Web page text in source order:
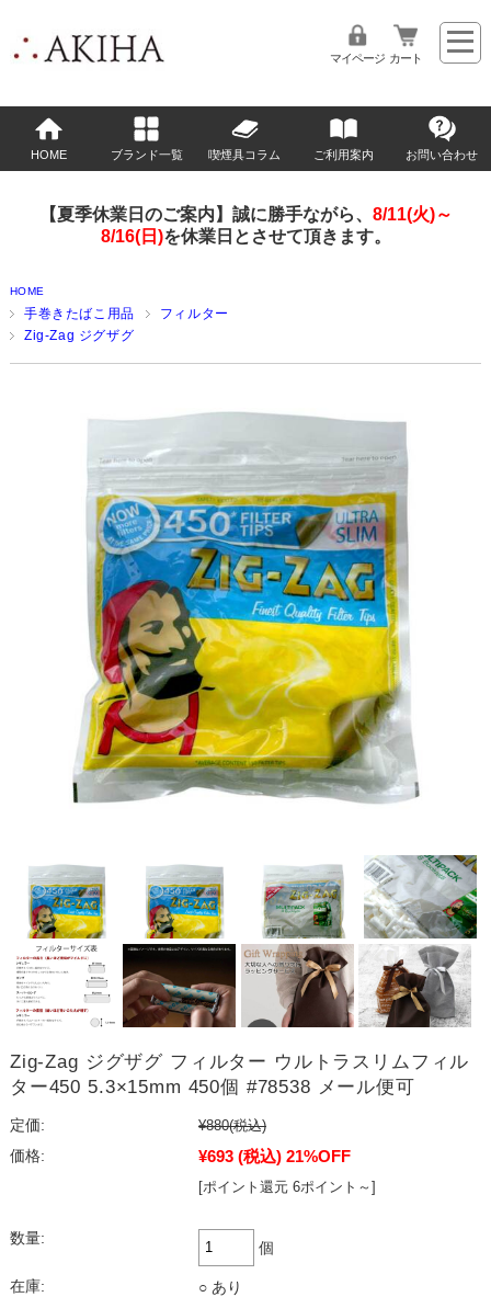
マイページ カート
HOME ブランド一覧 喫煙具コラム ご利用案内 お問い合わせ
【夏季休業日のご案内】誠に勝手ながら、 8/11(火)～
8/16(日)を休業日とさせて頂きます。
HOME
手巻きたばこ用品
フィルター
Zig-Zag ジグザグ
Zig-Zag ジグザグ フィルター ウルトラスリムフィル
ター450 5.3×15mm 450個 #78538 メール便可
定価: ¥880(税込)
価格:
¥693 (税込) 21%OFF
[ポイント還元 6ポイント～]
数量:
個
在庫: ○ あり